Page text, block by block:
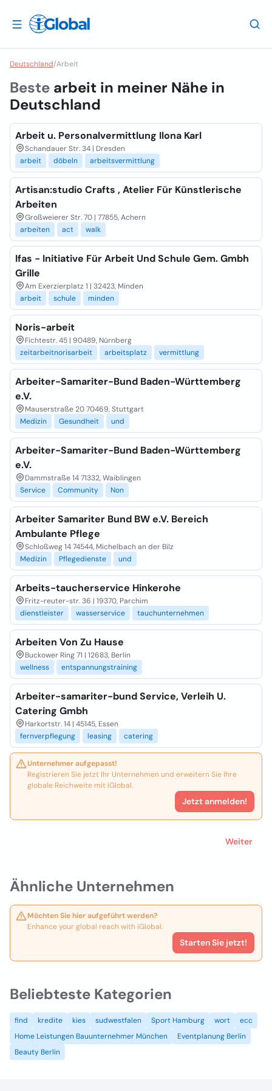
Deutschland/Arbeit
Ähnliche Unternehmen
Möchten Sie hier aufgeführt werden?
Enhance your global reach with iGlobal.
Starten Sie jetzt!
Beste arbeit in meiner Nähe in
Deutschland
Arbeit u. Personalvermittlung Ilona Karl
Schandauer Str. 34 | Dresden
arbeit
döbeln arbeitsvermittlung
Artisan:studio Crafts , Atelier Für Künstlerische
Arbeiten
Großweierer Str. 70 | 77855, Achern
arbeiten
act walk
Ifas - Initiative Für Arbeit Und Schule Gem. Gmbh
Grille
Am Exerzierplatz 1 | 32423, Minden
arbeit
schule minden
Noris-arbeit
Fichtestr. 45 | 90489, Nürnberg
zeitarbeitnorisarbeit
arbeitsplatz vermittlung
Arbeiter-Samariter-Bund Baden-Württemberg
e.V.
Mauserstraße 20 70469, Stuttgart
Medizin
Gesundheit und
Arbeiter-Samariter-Bund Baden-Württemberg
e.V.
Dammstraße 14 71332, Waiblingen
Service
Community Non
Arbeiter Samariter Bund BW e.V. Bereich
Ambulante Pflege
Schloßweg 14 74544, Michelbach an der Bilz
Medizin
Pflegedienste und
Arbeits-taucherservice Hinkerohe
Fritz-reuter-str. 36 | 19370, Parchim
dienstleister
wasserservice tauchunternehmen
Arbeiten Von Zu Hause
Buckower Ring 71 | 12683, Berlin
wellness
entspannungstraining
Arbeiter-samariter-bund Service, Verleih U.
Catering Gmbh
Harkortstr. 14 | 45145, Essen
fernverpflegung
leasing catering
Unternehmer aufgepasst!
Registrieren Sie jetzt Ihr Unternehmen und erweitern Sie Ihre
globale Reichweite mit iGlobal.
Jetzt anmelden!
Weiter
Beliebteste Kategorien
find kredite kies sudwestfalen Sport Hamburg wort
ecc
Home Leistungen Bauunternehmer München
Eventplanung Berlin
Beauty Berlin